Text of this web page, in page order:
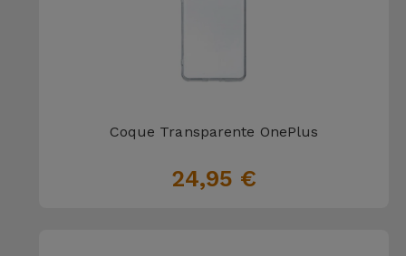
Coque Transparente OnePlus
24,95 €